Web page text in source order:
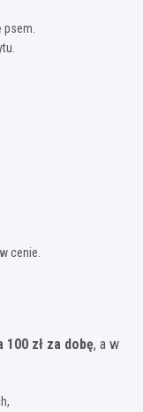
cenie.
100 zł za dobę, a w